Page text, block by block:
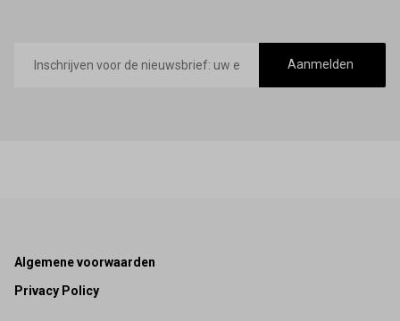
mailadres
Aanmelden
Footer
Algemene voorwaarden
Privacy Policy